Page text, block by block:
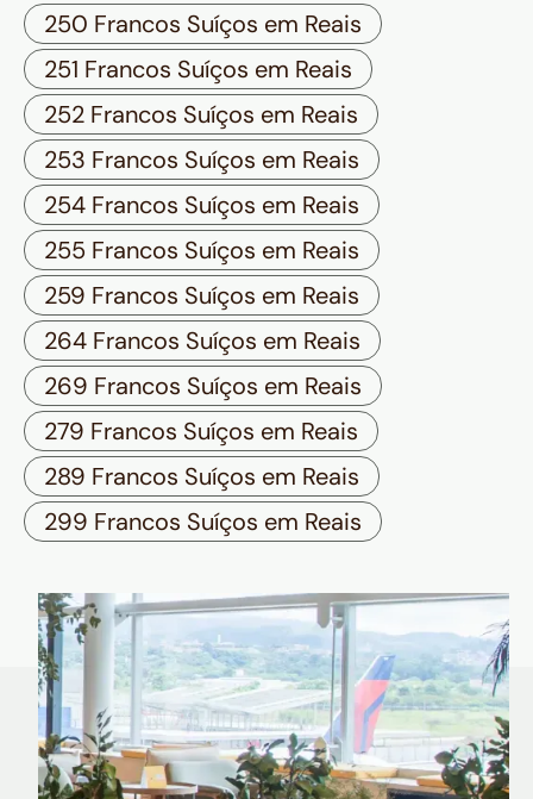
250 Francos Suíços em Reais
251 Francos Suíços em Reais
252 Francos Suíços em Reais
253 Francos Suíços em Reais
254 Francos Suíços em Reais
255 Francos Suíços em Reais
259 Francos Suíços em Reais
264 Francos Suíços em Reais
269 Francos Suíços em Reais
279 Francos Suíços em Reais
289 Francos Suíços em Reais
299 Francos Suíços em Reais
Quem é Nomad tem